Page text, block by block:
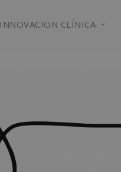
INNOVACION CLÍNICA